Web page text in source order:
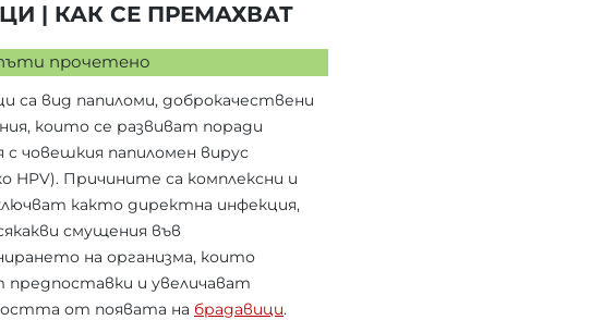
| КАК СЕ ПРЕМАХВАТ
пъти прочетено
са вид папиломи, доброкачествени
които се развиват поради
с човешкия папиломен вирус
HPV). Причините са комплексни и
както директна инфекция,
смущения във
на организма, които
предпоставки и увеличават
от появата на брадавици.